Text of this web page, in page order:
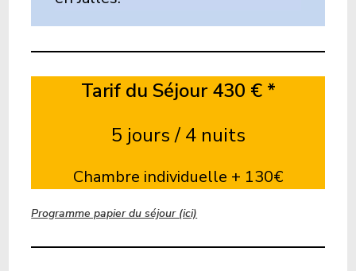
Tarif du Séjour 430 € *
5 jours / 4 nuits
Chambre individuelle + 130€
Programme papier du séjour (ici)